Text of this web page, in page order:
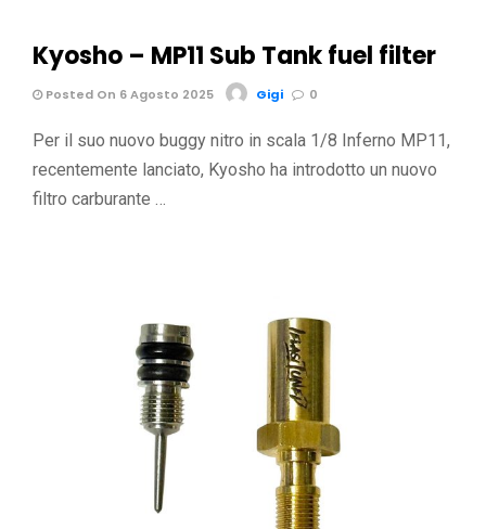
Kyosho – MP11 Sub Tank fuel filter
Posted On 6 Agosto 2025 Gigi 0
Per il suo nuovo buggy nitro in scala 1/8 Inferno MP11,
recentemente lanciato, Kyosho ha introdotto un nuovo
filtro carburante …